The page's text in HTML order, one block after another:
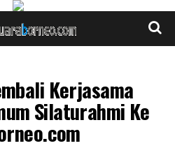
Kerjasama
Silaturahmi Ke